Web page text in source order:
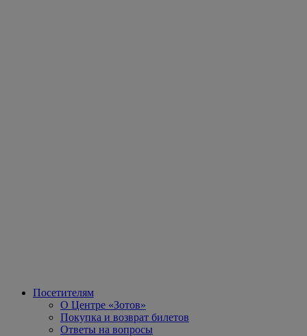
Посетителям
О Центре «Зотов»
Покупка и возврат билетов
Ответы на вопросы